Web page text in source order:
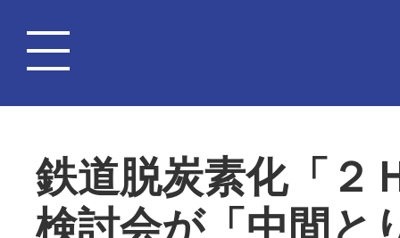
鉄道脱炭素化「
検討会が「中間と